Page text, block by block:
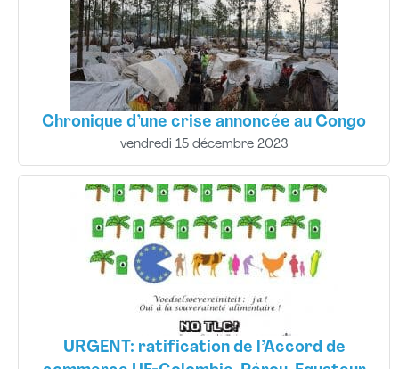
Chronique d’une crise annoncée au Congo
vendredi 15 décembre 2023
URGENT: ratification de l’Accord de